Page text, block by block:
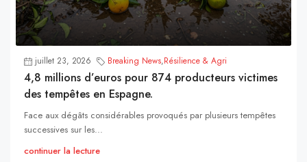
juillet 23, 2026 Breaking News,Résilience & Agri
4,8 millions d’euros pour 874 producteurs victimes
des tempêtes en Espagne.
Face aux dégâts considérables provoqués par plusieurs tempêtes
successives sur les...
continuer la lecture